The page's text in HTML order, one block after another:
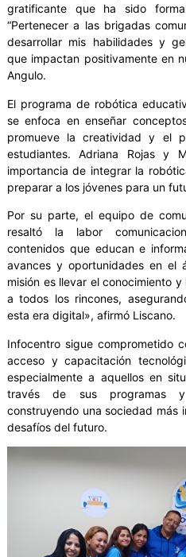
gratificante que ha sido
“Pertenecer a las brigadas
desarrollar mis habilidades y
que impactan positivamente en
Angulo.
El programa de robótica
se enfoca en enseñar
promueve la creatividad y el
estudiantes. Adriana Rojas y
importancia de integrar la
preparar a los jóvenes para un
Por su parte, el equipo de
resaltó la labor
contenidos que educan e
avances y oportunidades en el
misión es llevar el conocimiento
a todos los rincones,
esta era digital», afirmó Liscano.
Infocentro sigue comprometido
acceso y capacitación
especialmente a aquellos en
través de sus programas
construyendo una sociedad más
desafíos del futuro.